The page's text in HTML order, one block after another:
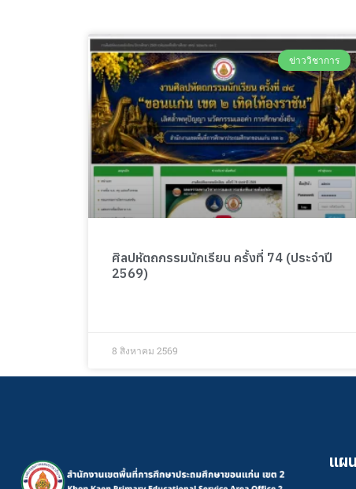
ข่าววิชาการ
ศิลปหัตถกรรมนักเรียน ครั้งที่ 74 (ประจำปี
2569)
8 สิงหาคม 2569
แผ